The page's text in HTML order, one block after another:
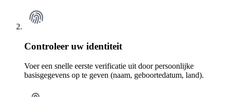
Controleer uw identiteit
Voer een snelle eerste verificatie uit door persoonlijke
basisgegevens op te geven (naam, geboortedatum, land).